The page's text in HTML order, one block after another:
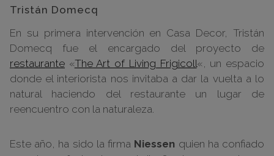
Tristán Domecq
En su primera intervención en Casa Decor, Tristán
Domecq fue el encargado del proyecto de
restaurante «The Art of Living Frigicoll«, un espacio
donde el interiorista nos invitaba a dar la vuelta a lo
natural haciendo del restaurante un lugar de
reencuentro con la naturaleza.
Este año, ha sido la firma Niessen quien ha confiado